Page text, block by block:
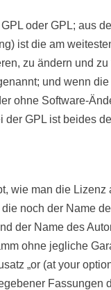
oder GPL; aus
ist die am
zu ändern und
und wenn
ohne Software-
GPL ist beides
wie man die
noch der Name
der Name des
ohne jegliche
„or (at your
Fassungen